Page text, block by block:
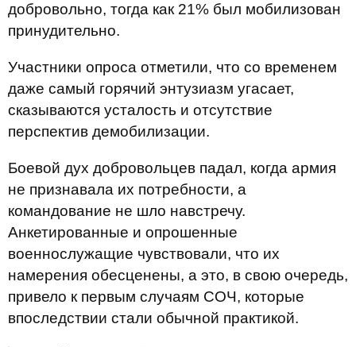
добровольно, тогда как 21% был мобилизован
принудительно.
Участники опроса отметили, что со временем
даже самый горячий энтузиазм угасает,
сказываются усталость и отсутствие
перспектив демобилизации.
Боевой дух добровольцев падал, когда армия
не признавала их потребности, а
командование не шло навстречу.
Анкетированные и опрошенные
военнослужащие чувствовали, что их
намерения обесценены, а это, в свою очередь,
привело к первым случаям СОЧ, которые
впоследствии стали обычной практикой.